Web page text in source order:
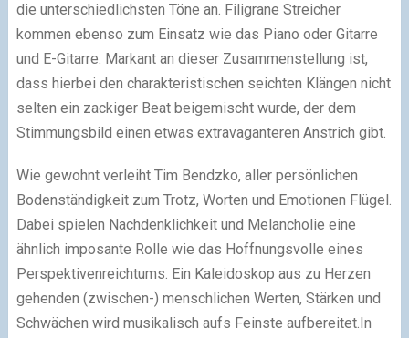
die unterschiedlichsten Töne an. Filigrane Streicher
kommen ebenso zum Einsatz wie das Piano oder Gitarre
und E-Gitarre. Markant an dieser Zusammenstellung ist,
dass hierbei den charakteristischen seichten Klängen nicht
selten ein zackiger Beat beigemischt wurde, der dem
Stimmungsbild einen etwas extravaganteren Anstrich gibt.
Wie gewohnt verleiht Tim Bendzko, aller persönlichen
Bodenständigkeit zum Trotz, Worten und Emotionen Flügel.
Dabei spielen Nachdenklichkeit und Melancholie eine
ähnlich imposante Rolle wie das Hoffnungsvolle eines
Perspektivenreichtums. Ein Kaleidoskop aus zu Herzen
gehenden (zwischen-) menschlichen Werten, Stärken und
Schwächen wird musikalisch aufs Feinste aufbereitet.In